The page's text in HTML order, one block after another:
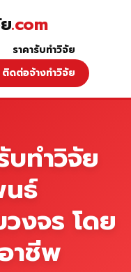
.com
ราคารับทำวิจัย
ติดต่อจ้างทำวิจัย
บทำวิจัย
ธ์
งจร โดย
าชีพ